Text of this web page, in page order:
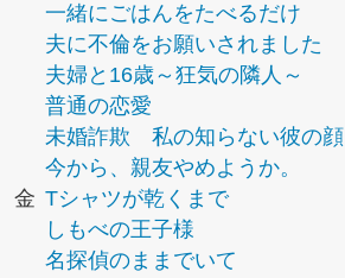
一緒にごはんをたべるだけ
夫に不倫をお願いされました
夫婦と16歳～狂気の隣人～
普通の恋愛
未婚詐欺 私の知らない彼の顔
今から、親友やめようか。
金 Tシャツが乾くまで
しもべの王子様
名探偵のままでいて